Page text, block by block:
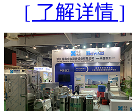
[ 了解详情 ]